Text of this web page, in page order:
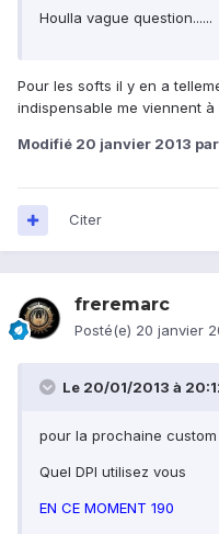
Houlla vague question......
Pour les softs il y en a
indispensable me viennent à
Modifié 20 janvier 2013
Citer
freremarc
Posté(e) 20 janvier
Le 20/01/2013 à
pour la prochaine
Quel DPI utilisez vous
EN CE MOMENT 190